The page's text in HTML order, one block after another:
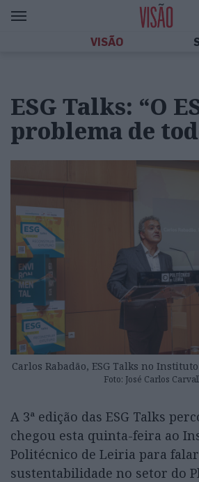
VISÃO
ESG Talks: “O
problema de
Carlos Rabadão, ESG Talks no
Foto: José Carlos
A 3ª edição das ESG Talks
chegou esta quinta-feira ao
Politécnico de Leiria para
sustentabilidade no setor do